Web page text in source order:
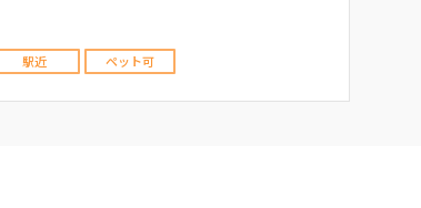
駅近 ペット可